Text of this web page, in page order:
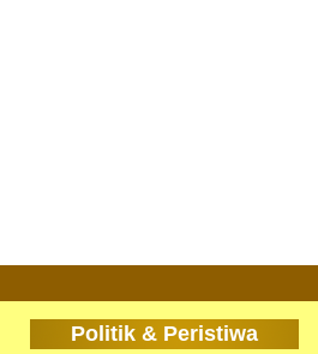
Politik & Peristiwa